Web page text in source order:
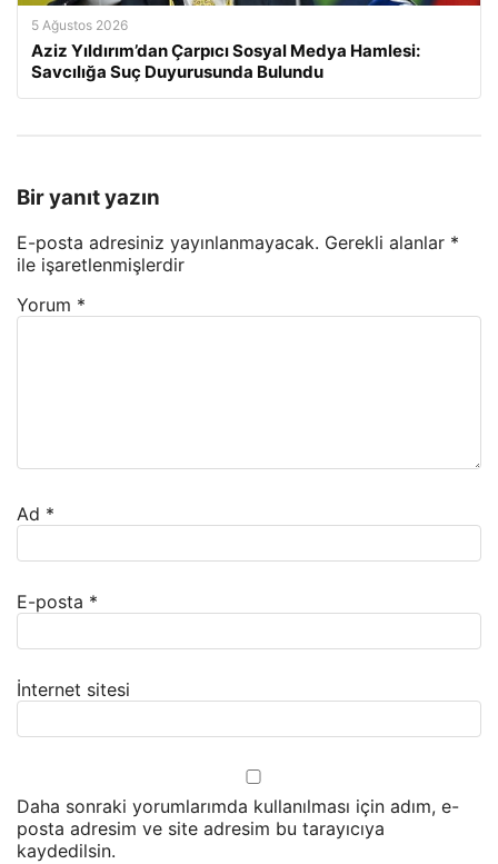
5 Ağustos 2026
Aziz Yıldırım’dan Çarpıcı Sosyal Medya Hamlesi:
Savcılığa Suç Duyurusunda Bulundu
Bir yanıt yazın
E-posta adresiniz yayınlanmayacak. Gerekli alanlar *
ile işaretlenmişlerdir
Yorum *
Ad *
E-posta *
İnternet sitesi
Daha sonraki yorumlarımda kullanılması için adım, e-
posta adresim ve site adresim bu tarayıcıya
kaydedilsin.